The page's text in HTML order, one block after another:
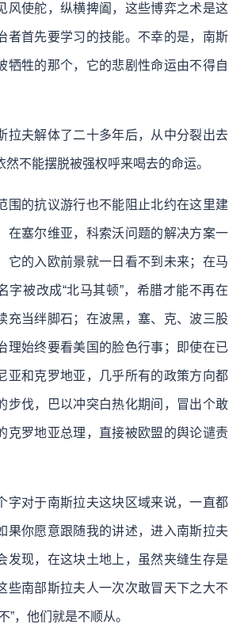
风使舵，纵横捭阖，这些博弈之术是这
者首先要学习的技能。不幸的是，南斯
牺牲的那个，它的悲剧性命运由不得自
拉夫解体了二十多年后，从中分裂出去
然不能摆脱被强权呼来喝去的命运。
围的抗议游行也不能阻止北约在这里建
在塞尔维亚，科索沃问题的解决方案一
它的入欧前景就一日看不到未来；在马
字被改成“北马其顿”，希腊才能不再在
充当绊脚石；在波黑，塞、克、波三股
理始终要看美国的脸色行事；即使在已
亚和克罗地亚，几乎所有的政策方向都
步伐，巴以冲突白热化期间，冒出个敢
克罗地亚总理，直接被欧盟的舆论谴责
字对于南斯拉夫这块区域来说，一直都
果你愿意跟随我的讲述，进入南斯拉夫
发现，在这块土地上，虽然夹缝生存是
些南部斯拉夫人一次次敢冒天下之大不
”，他们就是不顺从。